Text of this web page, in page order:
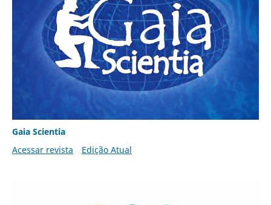
Gaia Scientia
Acessar revista
Edição Atual